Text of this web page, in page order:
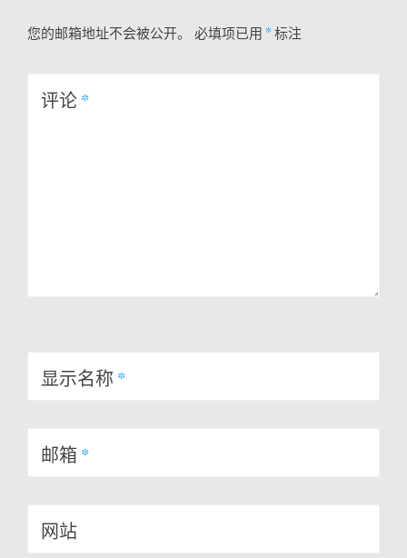
您的邮箱地址不会被公开。 必填项已用 *标注
评论*
显示名称 *
邮箱 *
网站